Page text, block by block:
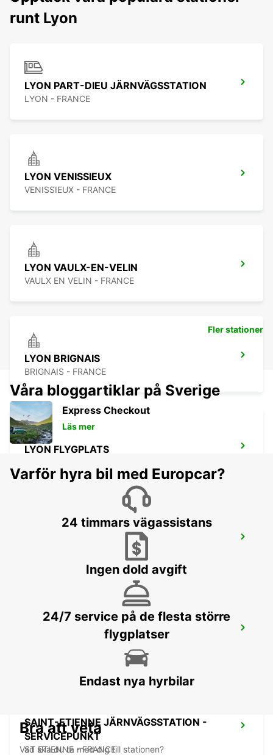
runt Lyon
LYON PART-DIEU JÄRNVÄGSSTATION
LYON - FRANCE
LYON VENISSIEUX
VENISSIEUX - FRANCE
LYON VAULX-EN-VELIN
VAULX EN VELIN - FRANCE
LYON BRIGNAIS
BRIGNAIS - FRANCE
LYON FLYGPLATS
VILLEFRANCHE-SUR-SAONE
VILLEFRANCHE SUR SAONE - FRANCE
SAINT ETIENNE - FRANCE
SAINT-ETIENNE JÄRNVÄGSSTATION -
SERVICEPUNKT
ST ETIENNE - FRANCE
Fler stationer
Våra bloggartiklar på Sverige
Express Checkout
Läs mer
Varför hyra bil med Europcar?
24 timmars vägassistans
Ingen dold avgift
24/7 service på de flesta större
flygplatser
Endast nya hyrbilar
Bra att veta
Vad ska du ta med dig till stationen?